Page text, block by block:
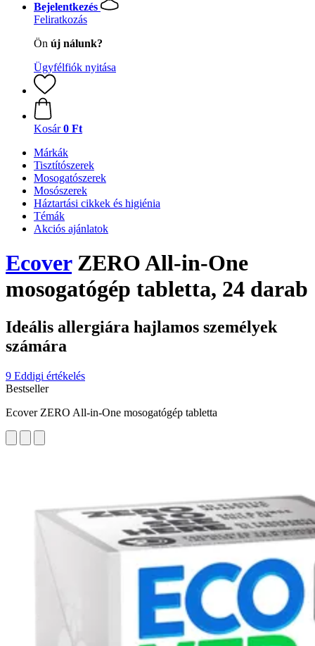
Bejelentkezés
Feliratkozás
Ön új nálunk?
Ügyfélfiók nyitása
Kosár 0 Ft
Márkák
Tisztítószerek
Mosogatószerek
Mosószerek
Háztartási cikkek és higiénia
Témák
Akciós ajánlatok
EcoverZERO All-in-One
mosogatógép tabletta, 24 darab
Ideális allergiára hajlamos személyek
számára
9 Eddigi értékelés
Bestseller
Ecover ZERO All-in-One mosogatógép tabletta